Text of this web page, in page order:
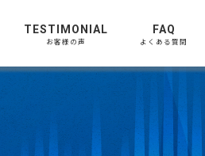
TESTIMONIAL
お客様の声
FAQ
よくある質問